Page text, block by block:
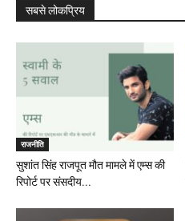
सबसे लोकप्रिय
राजनीति
सुशांत सिंह राजपूत मौत मामले में एम्स की
रिपोर्ट पर संसदीय...